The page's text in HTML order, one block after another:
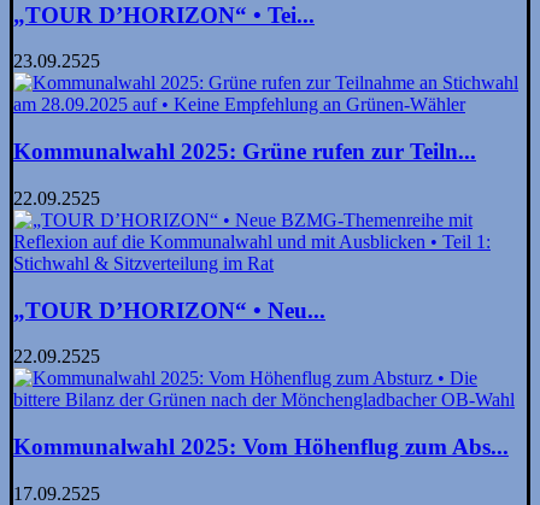
„TOUR D’HORIZON“ • Tei...
23.09.2525
Kommunalwahl 2025: Grüne rufen zur Teiln...
22.09.2525
„TOUR D’HORIZON“ • Neu...
22.09.2525
Kommunalwahl 2025: Vom Höhenflug zum Abs...
17.09.2525